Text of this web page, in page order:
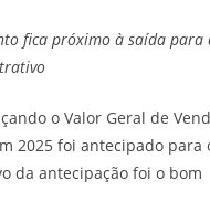
fica próximo à saída para
o Valor Geral de
2025 foi antecipado para
da antecipação foi o bom